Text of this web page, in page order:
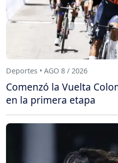
Deportes • AGO 8 / 2026
Comenzó la Vuelta
en la primera etapa